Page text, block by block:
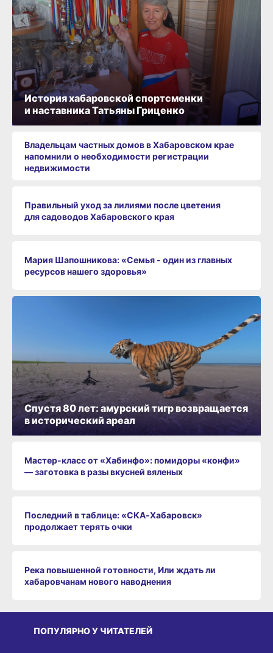
История хабаровской спортсменки
и наставника Татьяны Гриценко
Владельцам частных домов в Хабаровском крае
напомнили о необходимости регистрации
недвижимости
Правильный уход за лилиями после цветения
для садоводов Хабаровского края
Мария Шапошникова: «Семья - один из главных
ресурсов нашего здоровья»
Мастер-класс от «Хабинфо»: помидоры «конфи»
— заготовка в разы вкусней вяленых
Последний в таблице: «СКА‑Хабаровск»
продолжает терять очки
Река повышенной готовности, Или ждать ли
хабаровчанам нового наводнения
Спустя 80 лет: амурский тигр возвращается
в исторический ареал
ПОПУЛЯРНО У ЧИТАТЕЛЕЙ